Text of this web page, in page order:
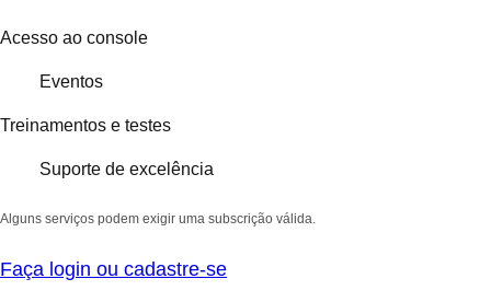
Acesso ao console
Eventos
Treinamentos e testes
Suporte de excelência
Alguns serviços podem exigir uma subscrição válida.
Faça login ou cadastre-se